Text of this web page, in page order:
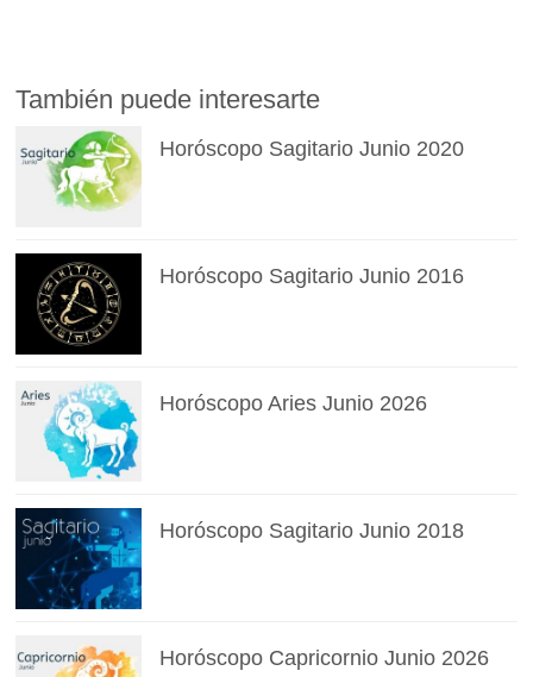
También puede interesarte
Horóscopo Sagitario Junio 2020
Horóscopo Sagitario Junio 2016
Horóscopo Aries Junio 2026
Horóscopo Sagitario Junio 2018
Horóscopo Capricornio Junio 2026